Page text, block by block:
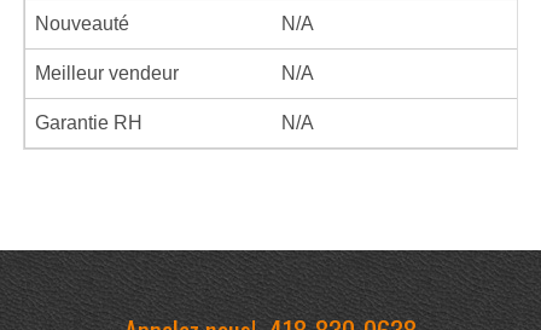
Nouveauté N/A
Meilleur vendeur N/A
Garantie RH N/A